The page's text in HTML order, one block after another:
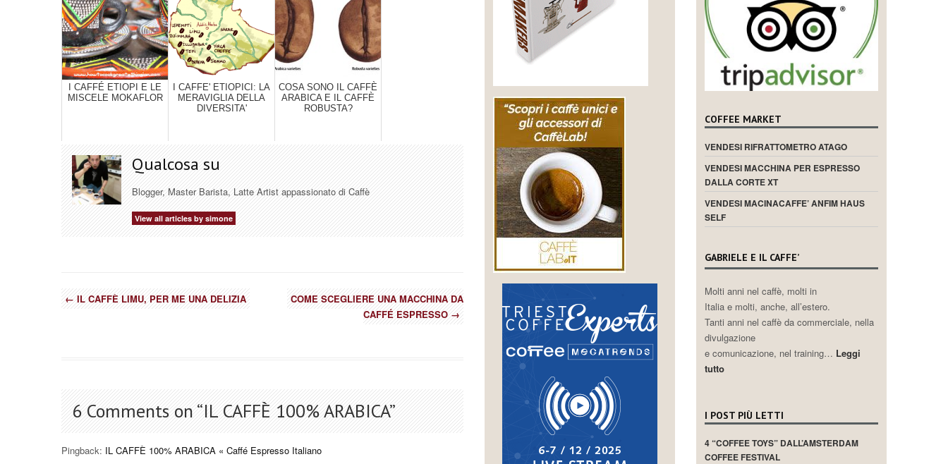
I CAFFÉ ETIOPI E LE
MISCELE MOKAFLOR
I CAFFE' ETIOPICI: LA
MERAVIGLIA DELLA
DIVERSITA'
COSA SONO IL CAFFÈ
ARABICA E IL CAFFÈ
ROBUSTA?
Qualcosa su
Blogger, Master Barista, Latte Artist appassionato di Caffè
View all articles by simone
←IL CAFFÈ LIMU, PER ME UNA DELIZIA
COME SCEGLIERE UNA MACCHINA DA
CAFFÉ ESPRESSO→
6 Comments on “IL CAFFÈ 100% ARABICA”
Pingback: IL CAFFÈ 100% ARABICA « Caffé Espresso Italiano
COFFEE MARKET
VENDESI RIFRATTOMETRO ATAGO
VENDESI MACCHINA PER ESPRESSO
DALLA CORTE XT
VENDESI MACINACAFFE’ ANFIM HAUS
SELF
GABRIELE E IL CAFFE’
Molti anni nel caffè, molti in
Italia e molti, anche, all’estero.
Tanti anni nel caffè da commerciale, nella
divulgazione
e comunicazione, nel training… Leggi
tutto
I POST PIÙ LETTI
4 “COFFEE TOYS” DALL’AMSTERDAM
COFFEE FESTIVAL